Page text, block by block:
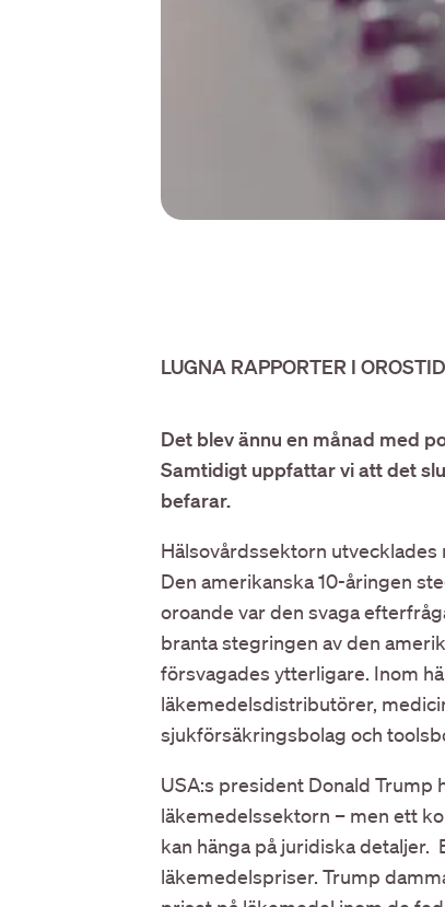
LUGNA RAPPORTER I
Det blev ännu en månad med
Samtidigt uppfattar vi att det
befarar.
Hälsovårdssektorn utvecklades
Den amerikanska 10-åringen
oroande var den svaga
branta stegringen av den
försvagades ytterligare. Inom
läkemedelsdistributörer,
sjukförsäkringsbolag och
USA:s president Donald
läkemedelssektorn – men ett
kan hänga på juridiska
läkemedelspriser. Trump